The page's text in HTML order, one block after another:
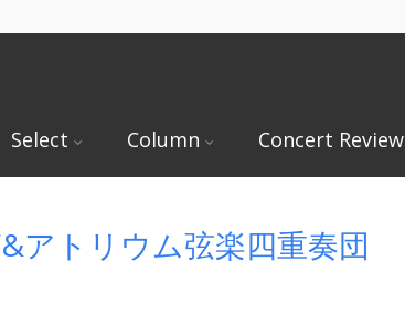
Select Column Concert Review
アトリウム弦楽四重奏団